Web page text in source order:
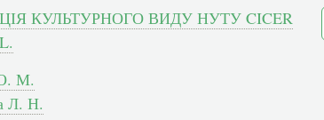
КУЛЬТУРНОГО ВИДУ НУТУ CICER
М.
Л. Н.